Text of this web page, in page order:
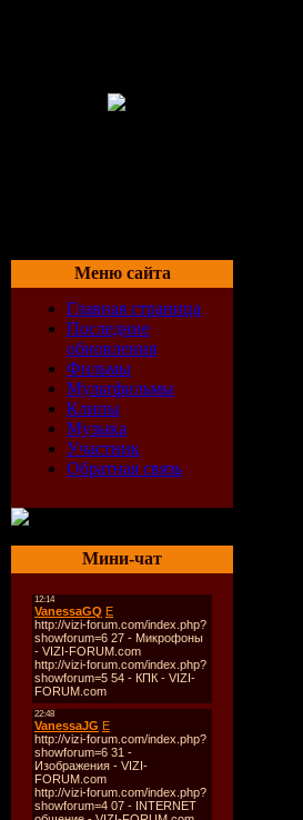
Меню сайта
Главная страница
Последние
обновления
Фильмы
Мультфильмы
Клипы
Музыка
Участник
Обратная связь
Мини-чат